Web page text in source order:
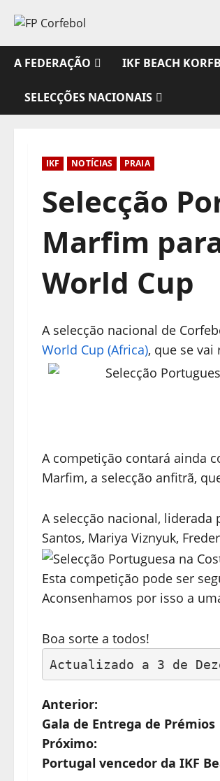
para
o
conteúdo
A FEDERAÇÃO IKF BEACH
SELECÇÕES NACIONAIS
IKF NOTÍCIAS PRAIA
Selecção
Marfim
World Cup
A selecção nacional de
World Cup (Africa), que se vai
A competição contará ainda
Marfim, a selecção anfitrã,
A selecção nacional, liderada
Santos, Mariya Viznyuk,
Esta competição pode ser
Aconsenhamos por isso a
Boa sorte a todos!
Actualizado a 3 de
N
a
v
Anterior:
Gala de Entrega de Prémios
Próximo:
Portugal vencedor da IKF